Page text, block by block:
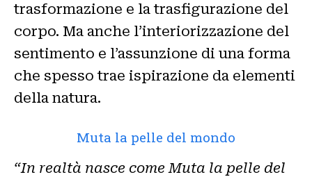
trasformazione e la trasfigurazione del
corpo. Ma anche l’interiorizzazione del
sentimento e l’assunzione di una forma
che spesso trae ispirazione da elementi
della natura.
Muta la pelle del mondo
“In realtà nasce come Muta la pelle del